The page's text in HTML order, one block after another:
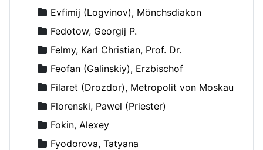
Evfimij (Logvinov), Mönchsdiakon
Fedotow, Georgij P.
Felmy, Karl Christian, Prof. Dr.
Feofan (Galinskiy), Erzbischof
Filaret (Drozdor), Metropolit von Moskau
Florenski, Pawel (Priester)
Fokin, Alexey
Fyodorova, Tatyana